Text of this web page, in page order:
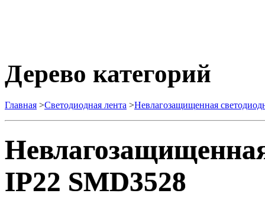
Дерево категорий
Главная >Светодиодная лента >Невлагозащищенная
IP22 SMD3528